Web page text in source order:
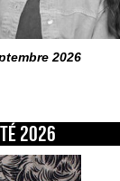
2026
2026